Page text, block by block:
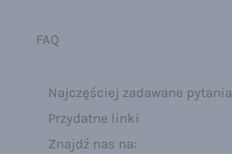
FAQ
Najczęściej zadawane pytania
Przydatne linki
Znajdź nas na: